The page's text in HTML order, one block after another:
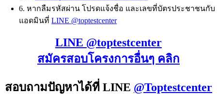
6. หากลืมรหัสผ่าน โปรดแจ้งชื่อ และเลขที่บัตรประชาชนกับ
แอดมินที่LINE @toptestcenter
LINE @toptestcenter
สมัครสอบโครงการอื่นๆ คลิก
สอบถามปัญหาได้ที่ LINE @Toptestcenter